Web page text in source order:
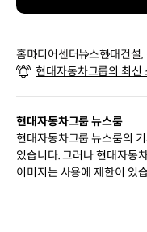
홈미디어센터뉴스현대건설,
전모’ 전달
현대자동차그룹의 최신
현대자동차그룹 뉴스룸
현대자동차그룹 뉴스룸의
있습니다. 그러나 현대자동
이미지는 사용에 제한이 있